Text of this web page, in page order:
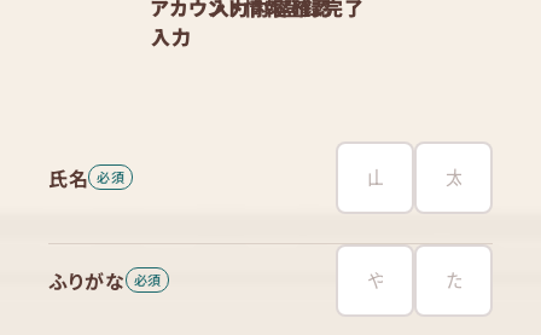
アカウント情報
入力
入力内容確認
登録完了
氏名
ふりがな